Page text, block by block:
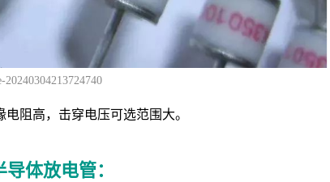
20240304213724740
阻高，击穿电压可选范围大。
导体放电管：